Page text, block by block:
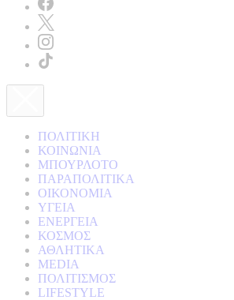
ΠΟΛΙΤΙΚΗ
ΚΟΙΝΩΝΙΑ
ΜΠΟΥΡΛΟΤΟ
ΠΑΡΑΠΟΛΙΤΙΚΑ
ΟΙΚΟΝΟΜΙΑ
ΥΓΕΙΑ
ΕΝΕΡΓΕΙΑ
ΚΟΣΜΟΣ
ΑΘΛΗΤΙΚΑ
MEDIA
ΠΟΛΙΤΙΣΜΟΣ
LIFESTYLE